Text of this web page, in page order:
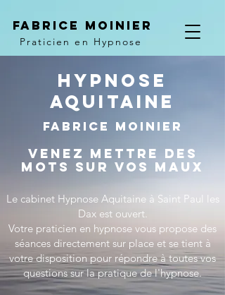
Fabrice Moinier
Praticien en Hypnose
Hypnose
Aquitaine
Fabrice Moinier
venez mettre des
mots sur vos maux
Le cabinet Hypnose Aquitaine à Saint Paul les
Dax est ouvert.
Votre praticien en hypnose vous propose des
séances directement sur place et se tient à
votre disposition pour répondre à toutes vos
questions sur la pratique de l'hypnose.